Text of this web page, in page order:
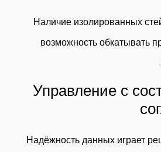
Наличие изолированных
возможность обкатывать
Управление с
Надёжность данных играет